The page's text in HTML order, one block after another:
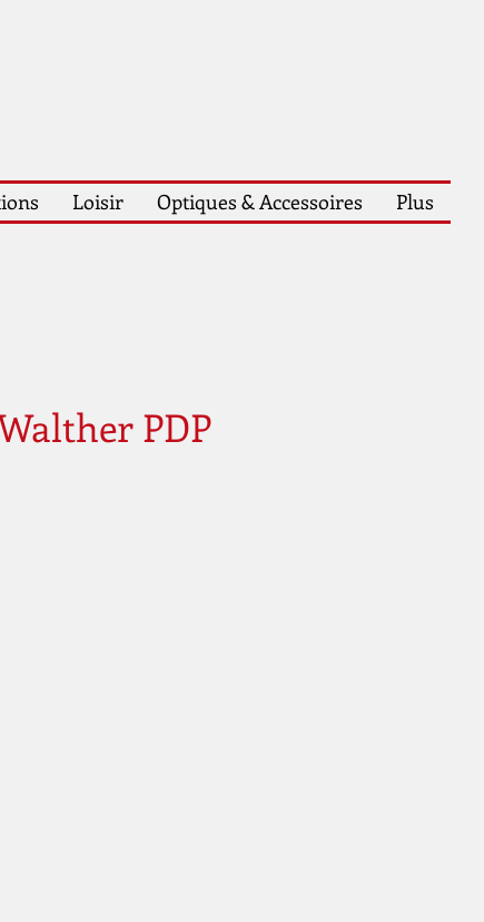
Loisir Optiques & Accessoires Plus
PDP